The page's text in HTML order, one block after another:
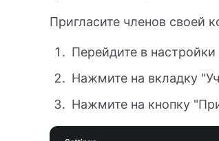
Пригласите членов своей
Перейдите в
Нажмите на вкладку
Нажмите на кнопку